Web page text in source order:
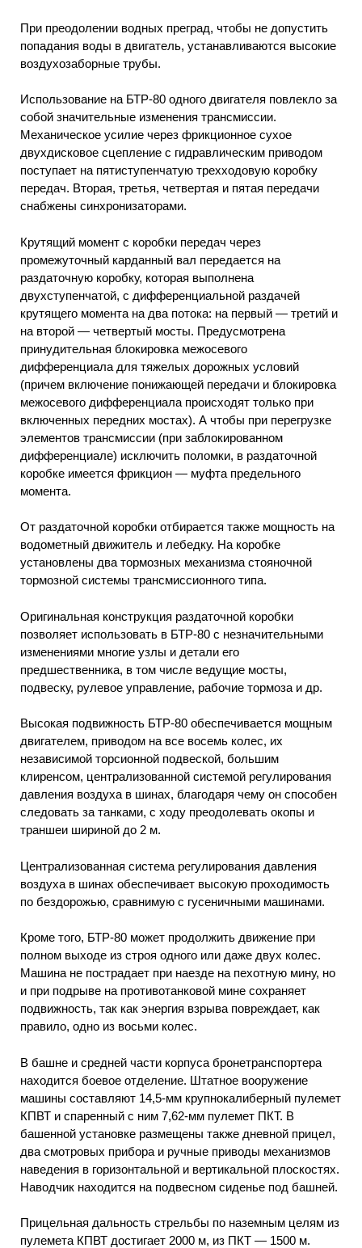
При преодолении водных преград, чтобы не допустить
попадания воды в двигатель, устанавливаются высокие
воздухозаборные трубы.
Использование на БТР-80 одного двигателя повлекло за
собой значительные изменения трансмиссии.
Механическое усилие через фрикционное сухое
двухдисковое сцепление с гидравлическим приводом
поступает на пятиступенчатую трехходовую коробку
передач. Вторая, третья, четвертая и пятая передачи
снабжены синхронизаторами.
Крутящий момент с коробки передач через
промежуточный карданный вал передается на
раздаточную коробку, которая выполнена
двухступенчатой, с дифференциальной раздачей
крутящего момента на два потока: на первый — третий и
на второй — четвертый мосты. Предусмотрена
принудительная блокировка межосевого
дифференциала для тяжелых дорожных условий
(причем включение понижающей передачи и блокировка
межосевого дифференциала происходят только при
включенных передних мостах). А чтобы при перегрузке
элементов трансмиссии (при заблокированном
дифференциале) исключить поломки, в раздаточной
коробке имеется фрикцион — муфта предельного
момента.
От раздаточной коробки отбирается также мощность на
водометный движитель и лебедку. На коробке
установлены два тормозных механизма стояночной
тормозной системы трансмиссионного типа.
Оригинальная конструкция раздаточной коробки
позволяет использовать в БТР-80 с незначительными
изменениями многие узлы и детали его
предшественника, в том числе ведущие мосты,
подвеску, рулевое управление, рабочие тормоза и др.
Высокая подвижность БТР-80 обеспечивается мощным
двигателем, приводом на все восемь колес, их
независимой торсионной подвеской, большим
клиренсом, централизованной системой регулирования
давления воздуха в шинах, благодаря чему он способен
следовать за танками, с ходу преодолевать окопы и
траншеи шириной до 2 м.
Централизованная система регулирования давления
воздуха в шинах обеспечивает высокую проходимость
по бездорожью, сравнимую с гусеничными машинами.
Кроме того, БТР-80 может продолжить движение при
полном выходе из строя одного или даже двух колес.
Машина не пострадает при наезде на пехотную мину, но
и при подрыве на противотанковой мине сохраняет
подвижность, так как энергия взрыва повреждает, как
правило, одно из восьми колес.
В башне и средней части корпуса бронетранспортера
находится боевое отделение. Штатное вооружение
машины составляют 14,5-мм крупнокалиберный пулемет
КПВТ и спаренный с ним 7,62-мм пулемет ПКТ. В
башенной установке размещены также дневной прицел,
два смотровых прибора и ручные приводы механизмов
наведения в горизонтальной и вертикальной плоскостях.
Наводчик находится на подвесном сиденье под башней.
Прицельная дальность стрельбы по наземным целям из
пулемета КПВТ достигает 2000 м, из ПКТ — 1500 м.